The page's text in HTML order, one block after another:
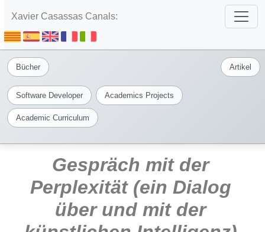
Xavier Casassas Canals:
Bücher Artikel
Software Developer Academics Projects
Academic Curriculum
Gespräch mit der
Perplexität (ein Dialog
über und mit der